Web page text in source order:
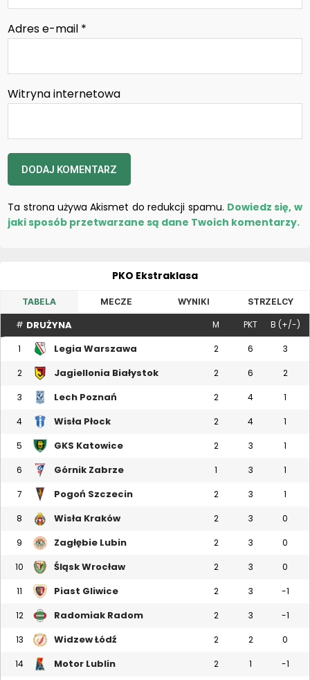
Adres e-mail *
Witryna internetowa
Ta strona używa Akismet do redukcji spamu. Dowiedz się, w
jaki sposób przetwarzane są dane Twoich komentarzy.
PKO Ekstraklasa
TABELA MECZE WYNIKI STRZELCY
# DRUŻYNA M PKT B (+/-)
1 Legia Warszawa 2 6 3
2 Jagiellonia Białystok 2 6 2
3 Lech Poznań 2 4 1
4 Wisła Płock 2 4 1
5 GKS Katowice 2 3 1
6 Górnik Zabrze 1 3 1
7 Pogoń Szczecin 2 3 1
8 Wisła Kraków 2 3 0
9 Zagłębie Lubin 2 3 0
10 Śląsk Wrocław 2 3 0
11 Piast Gliwice 2 3 -1
12 Radomiak Radom 2 3 -1
13 Widzew Łódź 2 2 0
14 Motor Lublin 2 1 -1